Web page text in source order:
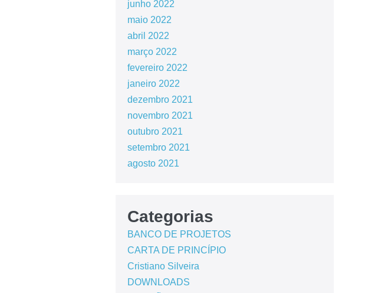
junho 2022
maio 2022
abril 2022
março 2022
fevereiro 2022
janeiro 2022
dezembro 2021
novembro 2021
outubro 2021
setembro 2021
agosto 2021
Categorias
BANCO DE PROJETOS
CARTA DE PRINCÍPIO
Cristiano Silveira
DOWNLOADS